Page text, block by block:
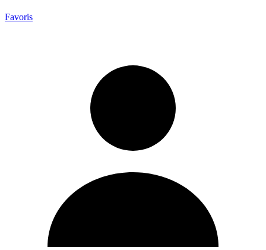
Favoris